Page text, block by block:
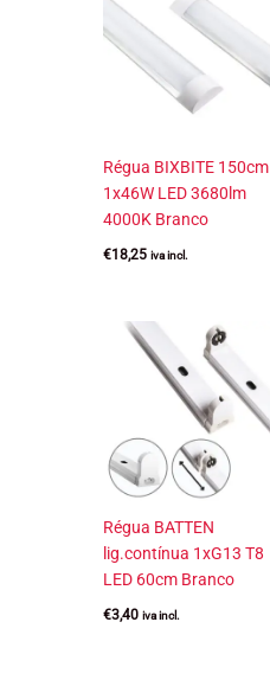
Régua BIXBITE 150cm
1x46W LED 3680lm
4000K Branco
€18,25 iva incl.
Régua BATTEN
lig.contínua 1xG13 T8
LED 60cm Branco
€3,40 iva incl.